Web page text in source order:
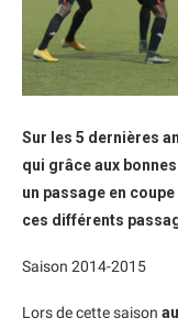
Sur les 5 dernières
qui grâce aux
un passage en
ces différents
Saison 2014-2015
Lors de cette saison